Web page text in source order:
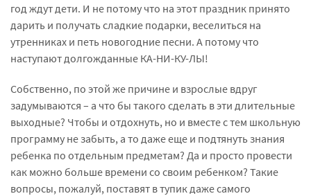
год ждут дети. И не потому что на этот праздник принято
дарить и получать сладкие подарки, веселиться на
утренниках и петь новогодние песни. А потому что
наступают долгожданные КА-НИ-КУ-ЛЫ!
Собственно, по этой же причине и взрослые вдруг
задумываются – а что бы такого сделать в эти длительные
выходные? Чтобы и отдохнуть, но и вместе с тем школьную
программу не забыть, а то даже еще и подтянуть знания
ребенка по отдельным предметам? Да и просто провести
как можно больше времени со своим ребенком? Такие
вопросы, пожалуй, поставят в тупик даже самого